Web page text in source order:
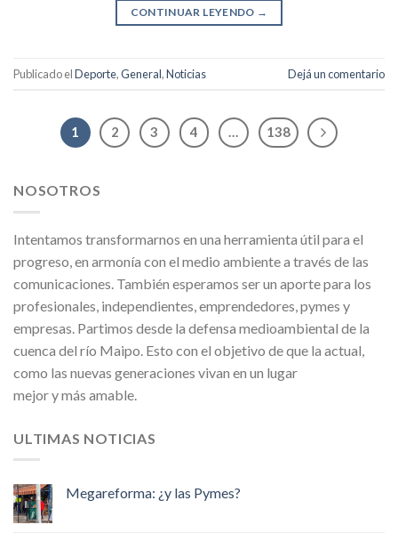
CONTINUAR LEYENDO →
Publicado elDeporte,General,Noticias Dejá un comentario
1 2 3 4 … 138
NOSOTROS
Intentamos transformarnos en una herramienta útil para el
progreso, en armonía con el medio ambiente a través de las
comunicaciones. También esperamos ser un aporte para los
profesionales, independientes, emprendedores, pymes y
empresas. Partimos desde la defensa medioambiental de la
cuenca del río Maipo. Esto con el objetivo de que la actual,
como las nuevas generaciones vivan en un lugar
mejor y más amable.
ULTIMAS NOTICIAS
Megareforma: ¿y las Pymes?